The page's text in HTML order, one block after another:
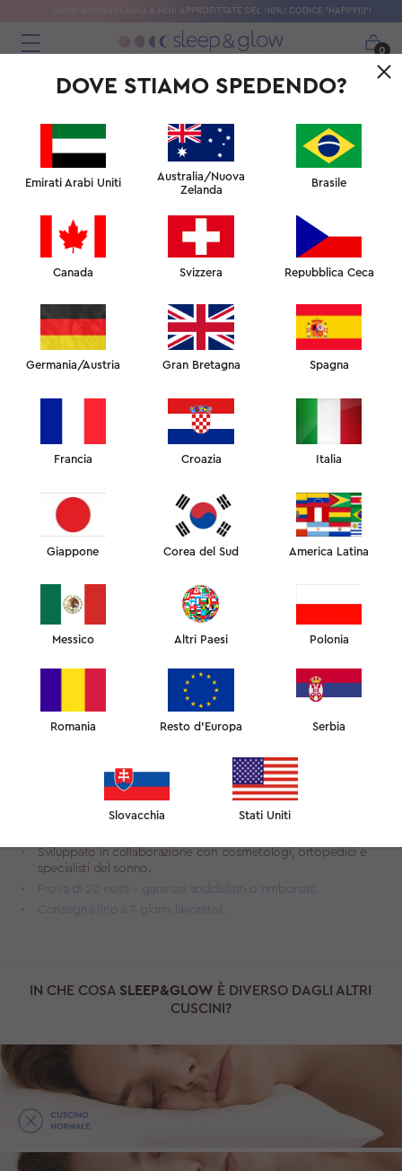
BUON ANNIVERSARIO A NOI! APPROFITTATE DEL -10%! CODICE 'HAPPY10'!
0
CUSCINO OMNIA CALMING €
Cuscino rivoluzionario brevettato — l’anti-age Omnia.
Versione potenziata con olio di tea tree microincapsulato che
favorisce la melatonina.
l’olio calmante durante la notte, favorendo la produzione
Addormentati Più Velocemente: Riduce il tempo di
addormentamento.
Aiuta a prevenire segni del sonno e gonfiore mattutino.
Il materiale di maggior comfort è una nuova schiuma di alta
qualità con proprietà ancora più adattabili, che sorregge la
Sviluppato in collaborazione con cosmetologi, ortopedici e
specialisti del sonno.
Prova di 20 notti – garanzia soddisfatti o rimborsati.
Consegna fino a 7 giorni lavorativi.
COMPOSIZIONE E DIMENSIONI PAGAMENTO E SPEDIZIONE
GARANZIA E RESI
IN CHE COSA SLEEP&GLOW È DIVERSO DAGLI ALTRI
CUSCINI?
DOVE STIAMO SPEDENDO?
Emirati Arabi Uniti
Australia/Nuova
Zelanda
Brasile
Canada Svizzera Repubblica Ceca
Germania/Austria Gran Bretagna Spagna
Francia Croazia Italia
Giappone Corea del Sud America Latina
Messico Altri Paesi Polonia
Romania Resto d'Europa Serbia
Slovacchia Stati Uniti